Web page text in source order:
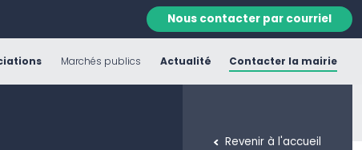
Nous contacter par courriel
Marchés publics Actualité Contacter la mairie
Revenir à l'accueil